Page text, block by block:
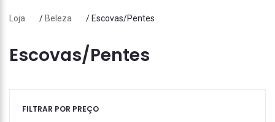
Sobre nós
Loja / Beleza / Escovas/Pentes
Escovas/Pentes
FILTRAR POR PREÇO